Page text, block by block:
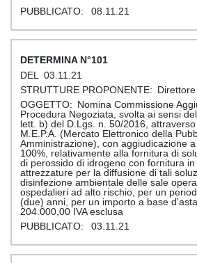
08.11.21
101
03.11.21
Nomina Commissione
Procedura Negoziata, svolta ai sensi
lett. b) del D.Lgs. n. 50/2016,
M.E.P.A. (Mercato Elettronico della
Amministrazione), con aggiudicazione
100%, relativamente alla fornitura di
di perossido di idrogeno con fornitura
attrezzature per la diffusione di tali
disinfezione ambientale delle sale
ospedalieri ad alto rischio, per un
(due) anni, per un importo a base
204.000,00 IVA esclusa
03.11.21